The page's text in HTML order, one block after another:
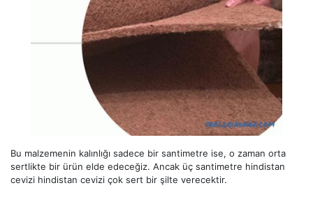
Bu malzemenin kalınlığı sadece bir santimetre ise, o zaman orta
sertlikte bir ürün elde edeceğiz. Ancak üç santimetre hindistan
cevizi hindistan cevizi çok sert bir şilte verecektir.